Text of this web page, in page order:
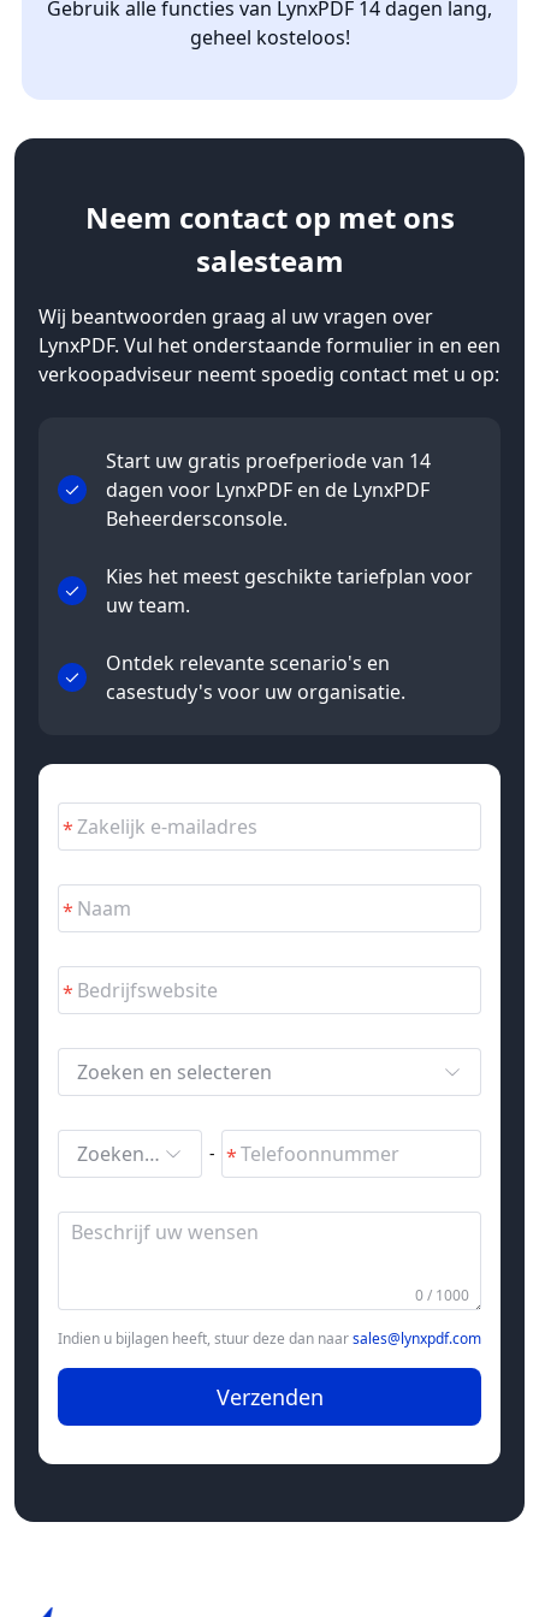
Gebruik alle functies van LynxPDF 14 dagen lang,
geheel kosteloos!
Neem contact op met ons
salesteam
Wij beantwoorden graag al uw vragen over
LynxPDF. Vul het onderstaande formulier in en een
verkoopadviseur neemt spoedig contact met u op:
Start uw gratis proefperiode van 14
dagen voor LynxPDF en de LynxPDF
Beheerdersconsole.
Kies het meest geschikte tariefplan voor
uw team.
Ontdek relevante scenario's en
casestudy's voor uw organisatie.
Zoeken en selecteren
Zoeken en selecteren -
0 / 1000
Indien u bijlagen heeft, stuur deze dan naarsales@lynxpdf.com
Verzenden